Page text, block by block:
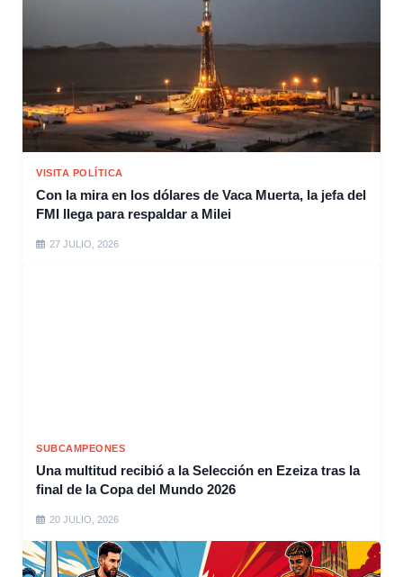
VISITA POLÍTICA
Con la mira en los dólares de Vaca Muerta, la jefa del
FMI llega para respaldar a Milei
27 JULIO, 2026
SUBCAMPEONES
Una multitud recibió a la Selección en Ezeiza tras la
final de la Copa del Mundo 2026
20 JULIO, 2026